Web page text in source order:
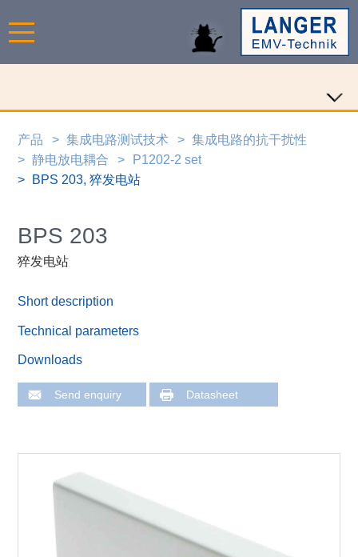
产品 集成电路测试技术
集成电路的抗干扰性
静电放电耦合
P1202-2 set
BPS 203, 猝发电站
BPS 203
猝发电站
Short description
Technical parameters
Downloads
Send enquiry Datasheet